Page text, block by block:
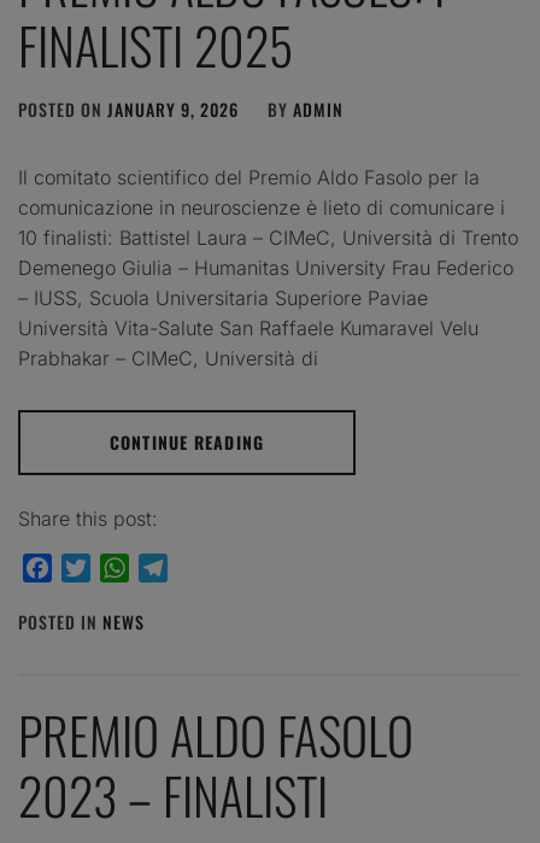
FINALISTI 2025
POSTED ON JANUARY 9, 2026 BY ADMIN
Il comitato scientifico del Premio Aldo Fasolo per la
comunicazione in neuroscienze è lieto di comunicare i
10 finalisti: Battistel Laura – CIMeC, Università di Trento
Demenego Giulia – Humanitas University Frau Federico
– IUSS, Scuola Universitaria Superiore Paviae
Università Vita-Salute San Raffaele Kumaravel Velu
Prabhakar – CIMeC, Università di
CONTINUE READING
Share this post:
FacebookTwitterWhatsApp
POSTED IN NEWS
PREMIO ALDO FASOLO
2023 – FINALISTI